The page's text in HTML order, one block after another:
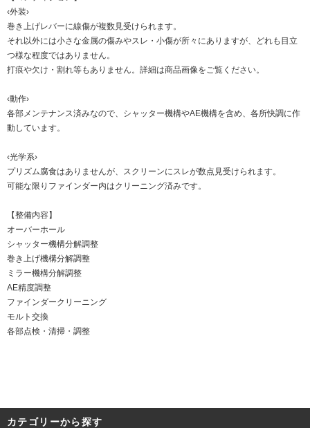
‹外装›
巻き上げレバーに線傷が複数見受けられます。
それ以外には小さな金属の傷みやスレ・小傷が所々にありますが、どれも目立
つ様な程度ではありません。
打痕や欠け・割れ等もありません。詳細は商品画像をご覧ください。
‹動作›
各部メンテナンス済みなので、シャッター機構やAE機構を含め、各所快調に作
動しています。
‹光学系›
プリズム腐食はありませんが、スクリーンにスレが数点見受けられます。
可能な限りファインダー内はクリーニング済みです。
【整備内容】
オーバーホール
シャッター機構分解調整
巻き上げ機構分解調整
ミラー機構分解調整
AE精度調整
ファインダークリーニング
モルト交換
各部点検・清掃・調整
カテゴリーから探す